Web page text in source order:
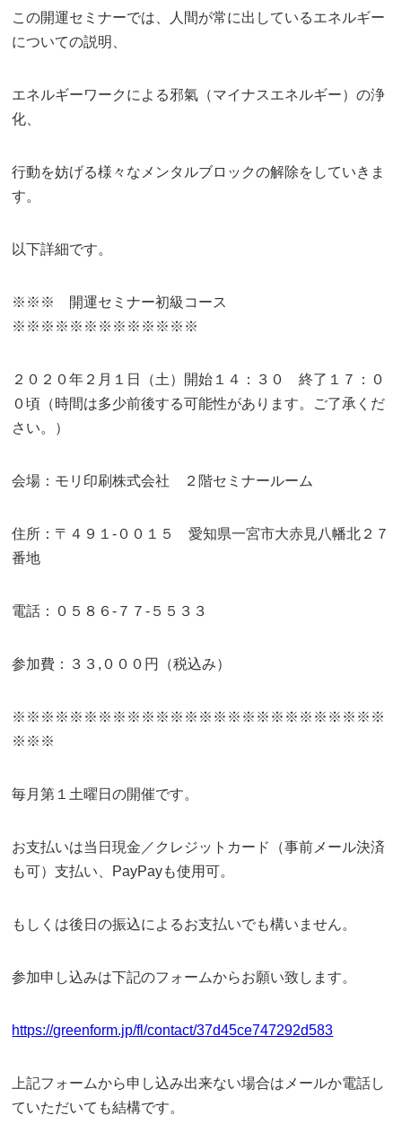
この開運セミナーでは、人間が常に出しているエネルギー
についての説明、
エネルギーワークによる邪氣（マイナスエネルギー）の浄
化、
行動を妨げる様々なメンタルブロックの解除をしていきま
す。
以下詳細です。
※※※ 開運セミナー初級コース
※※※※※※※※※※※※※
２０２０年２月１日（土）開始１４：３０ 終了１７：０
０頃（時間は多少前後する可能性があります。ご了承くだ
さい。）
会場：モリ印刷株式会社 ２階セミナールーム
住所：〒４９１-００１５ 愛知県一宮市大赤見八幡北２７
番地
電話：０５８６-７７-５５３３
参加費：３３,０００円（税込み）
※※※※※※※※※※※※※※※※※※※※※※※※※※
※※※
毎月第１土曜日の開催です。
お支払いは当日現金／クレジットカード（事前メール決済
も可）支払い、PayPayも使用可。
もしくは後日の振込によるお支払いでも構いません。
参加申し込みは下記のフォームからお願い致します。
https://greenform.jp/fl/contact/37d45ce747292d583
上記フォームから申し込み出来ない場合はメールか電話し
ていただいても結構です。